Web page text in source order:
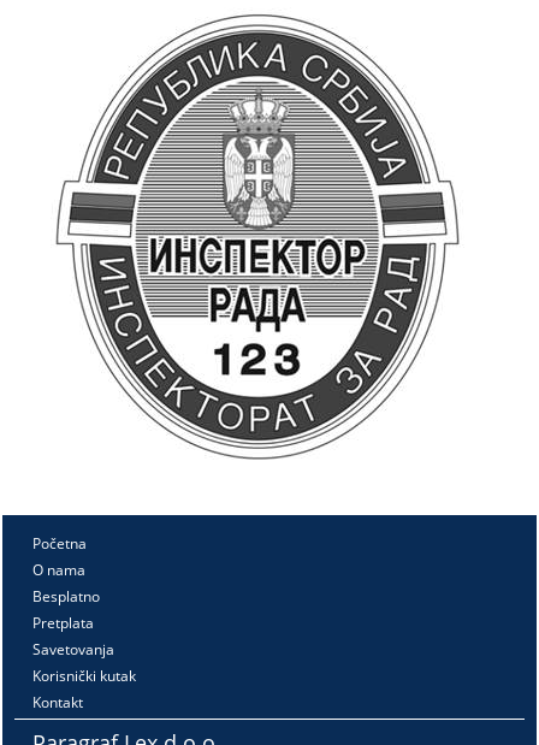
Početna
O nama
Besplatno
Pretplata
Savetovanja
Korisnički kutak
Kontakt